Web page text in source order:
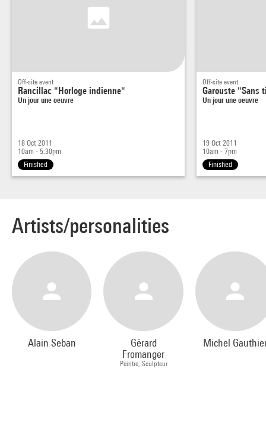
Off-site event
Rancillac "Horloge indienne"
Un jour une oeuvre
18 Oct 2011
10am - 5:30pm
Finished
Off-site event
Garouste "Sans
Un jour une oeuvre
19 Oct 2011
10am - 7pm
Finished
Artists/personalities
Alain Seban
Gérard
Fromanger
Peintre, Sculpteur
Michel